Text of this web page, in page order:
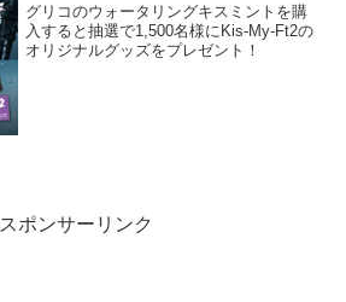
グリコのウォータリングキスミントを購
入すると抽選で1,500名様にKis-My-Ft2の
オリジナルグッズをプレゼント！
スポンサーリンク